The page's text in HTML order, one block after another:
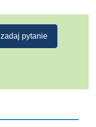
zadaj pytanie